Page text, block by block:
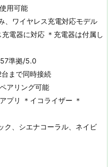
用可能
、ワイヤレス充電対応モデル
電器に対応 ＊充電器は付属し
準拠/5.0
まで同時接続
アリング可能
プリ ＊イコライザー ＊
ク、シエナコーラル、ネイビ